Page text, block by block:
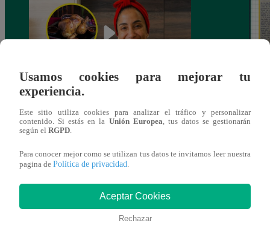
antes de Navidad?
También te puede
Usamos cookies para mejorar tu
experiencia.
Este sitio utiliza cookies para analizar el tráfico y personalizar
contenido. Si estás en la Unión Europea , tus datos se gestionarán
según el RGPD
Para conocer mejor como se utilizan tus datos te invitamos leer nuestra
pagina de Política de privacidad
Aceptar Cookies
Rechazar